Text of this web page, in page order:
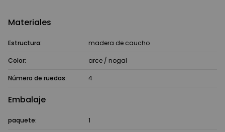
Materiales
Estructura: madera de caucho
Color: arce / nogal
Número de ruedas: 4
Embalaje
paquete: 1